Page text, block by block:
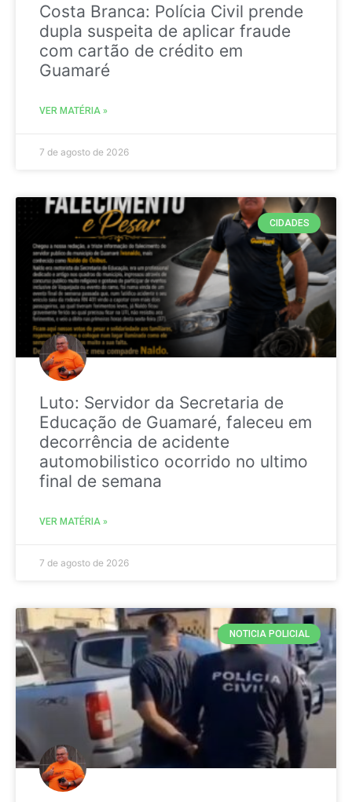
Costa Branca: Polícia Civil prende
dupla suspeita de aplicar fraude
com cartão de crédito em
Guamaré
VER MATÉRIA »
7 de agosto de 2026
CIDADES
Luto: Servidor da Secretaria de
Educação de Guamaré, faleceu em
decorrência de acidente
automobilistico ocorrido no ultimo
final de semana
VER MATÉRIA »
7 de agosto de 2026
NOTICIA POLICIAL